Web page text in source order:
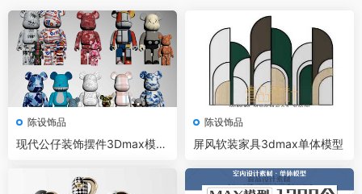
陈设饰品
现代公仔装饰摆件3Dmax模型
陈设饰品
屏风软装家具3dmax单体模型